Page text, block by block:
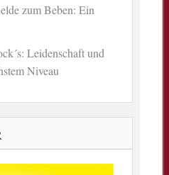
zum Beben: Ein
Leidenschaft und
Niveau